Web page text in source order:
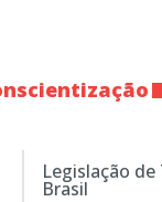
Legislação
Brasil